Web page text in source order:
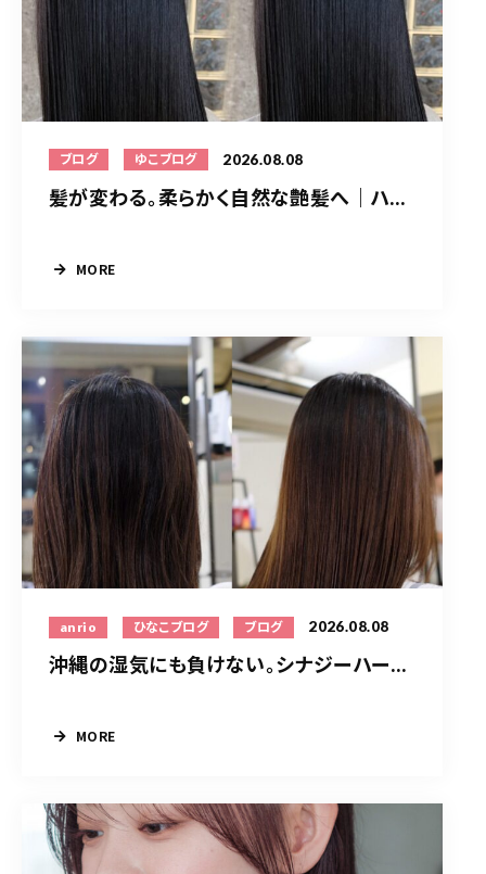
ブログ ゆこブログ 2026.08.08
髪が変わる。柔らかく自然な艶髪へ｜ハ...
MORE
anrio ひなこブログ ブログ 2026.08.08
沖縄の湿気にも負けない。シナジーハー...
MORE